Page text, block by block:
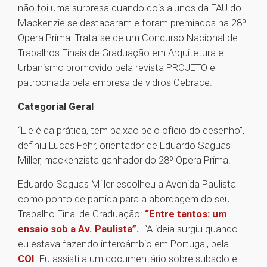
não foi uma surpresa quando dois alunos da FAU do
Mackenzie se destacaram e foram premiados na 28º
Opera Prima. Trata-se de um Concurso Nacional de
Trabalhos Finais de Graduação em Arquitetura e
Urbanismo promovido pela revista PROJETO e
patrocinada pela empresa de vidros Cebrace.
Categorial Geral
“Ele é da prática, tem paixão pelo ofício do desenho”,
definiu Lucas Fehr, orientador de Eduardo Saguas
Miller, mackenzista ganhador do 28º Opera Prima.
Eduardo Saguas Miller escolheu a Avenida Paulista
como ponto de partida para a abordagem do seu
Trabalho Final de Graduação: “Entre tantos: um
ensaio sob a Av. Paulista”. “A ideia surgiu quando
eu estava fazendo intercâmbio em Portugal, pela
COI. Eu assisti a um documentário sobre subsolo e